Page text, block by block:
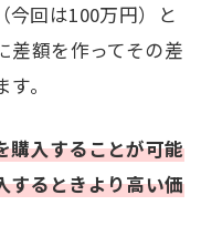
今回は100万円）と
差額を作ってその差
。
購入することが可能
するときより高い価